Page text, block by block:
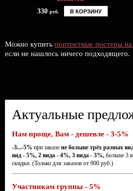
330 руб. В КОРЗИНУ
Можно купить портретные постеры
если не нашлось ничего подходящего.
Актуальные
Нам проще, Вам - дешевле - 3-5%
-3...-5% при заказе не больше трёх разных
вид - 5%, 2 вида - 4%, 3 вида - 3%, больше 3
скидки. (Только для заказов от 900 руб.)
Участникам группы - 5%